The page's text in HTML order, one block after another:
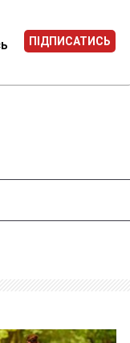
ПІДПИСАТИСЬ